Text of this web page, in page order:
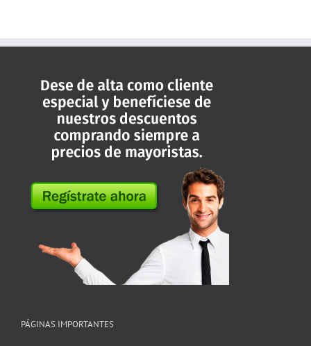
PÁGINAS IMPORTANTES